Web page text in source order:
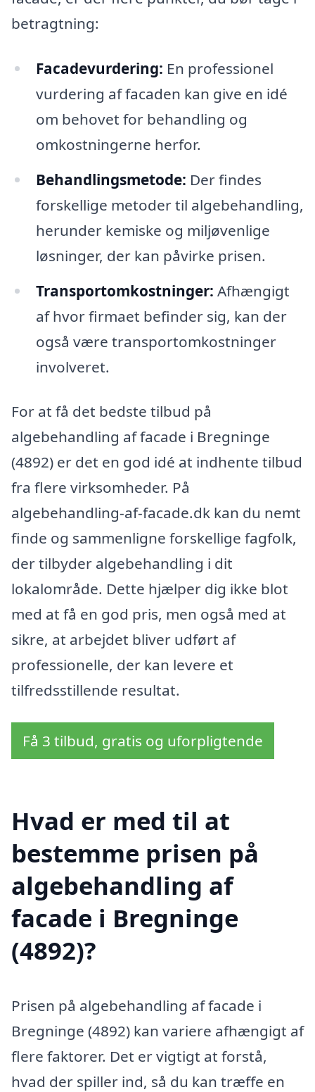
betragtning:
Facadevurdering: En professionel
vurdering af facaden kan give en idé
om behovet for behandling og
omkostningerne herfor.
Behandlingsmetode: Der findes
forskellige metoder til algebehandling,
herunder kemiske og miljøvenlige
løsninger, der kan påvirke prisen.
Transportomkostninger: Afhængigt
af hvor firmaet befinder sig, kan der
også være transportomkostninger
involveret.
For at få det bedste tilbud på
algebehandling af facade i Bregninge
(4892) er det en god idé at indhente tilbud
fra flere virksomheder. På
algebehandling-af-facade.dk kan du nemt
finde og sammenligne forskellige fagfolk,
der tilbyder algebehandling i dit
lokalområde. Dette hjælper dig ikke blot
med at få en god pris, men også med at
sikre, at arbejdet bliver udført af
professionelle, der kan levere et
tilfredsstillende resultat.
Få 3 tilbud, gratis og uforpligtende
Hvad er med til at
bestemme prisen på
algebehandling af
facade i Bregninge
(4892)?
Prisen på algebehandling af facade i
Bregninge (4892) kan variere afhængigt af
flere faktorer. Det er vigtigt at forstå,
hvad der spiller ind, så du kan træffe en